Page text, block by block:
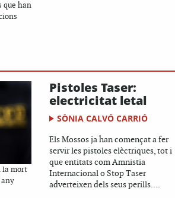
que han
la mort
any
Pistoles Taser:
electricitat letal
SÒNIA CALVÓ CARRIÓ
Els Mossos ja han començat a fer
servir les pistoles elèctriques, tot i
que entitats com Amnistia
Internacional o Stop Taser
adverteixen dels seus perills....